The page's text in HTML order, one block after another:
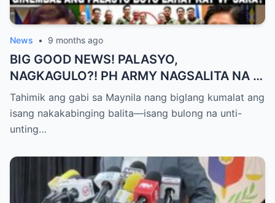
News • 9 months ago
BIG GOOD NEWS! PALASYO,
NAGKAGULO?! PH ARMY NAGSALITA NA —
BOTO LAHAT KAY VP SARA BILANG NEXT
PRESIDENT?
Tahimik ang gabi sa Maynila nang biglang kumalat ang
isang nakakabinging balita—isang bulong na unti-
unting…